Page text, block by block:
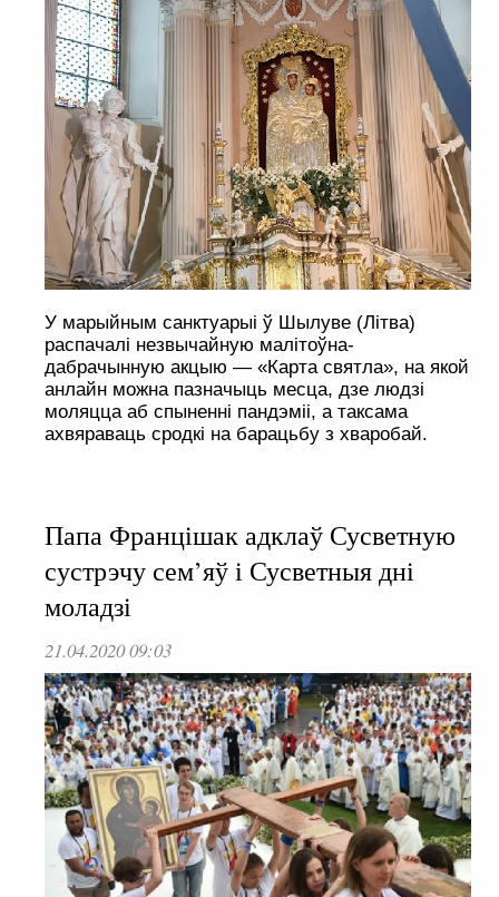
У марыйным санктуарыі ў Шылуве (Літва)
распачалі незвычайную малітоўна-
дабрачынную акцыю — «Карта святла», на якой
анлайн можна пазначыць месца, дзе людзі
моляцца аб спыненні пандэміі, а таксама
ахвяраваць сродкі на барацьбу з хваробай.
Папа Францішак адклаў Сусветную
сустрэчу сем’яў і Сусветныя дні
моладзі
21.04.2020 09:03